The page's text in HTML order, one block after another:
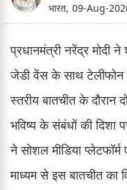
भारत, 09-Aug-
प्रधानमंत्री नरेंद्र मोदी
जेडी वेंस के साथ टेलीफोन
स्तरीय बातचीत के
भविष्य के संबंधों की दिशा
ने सोशल मीडिया
माध्यम से इस बातचीत का